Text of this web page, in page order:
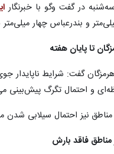
در گفت وگو با خبرنگار
تا پایان هفته
گفت: شرایط ناپایدار
و احتمال تگرگ پیش‌بینی
نیز احتمال سیلابی
فاقد بارش